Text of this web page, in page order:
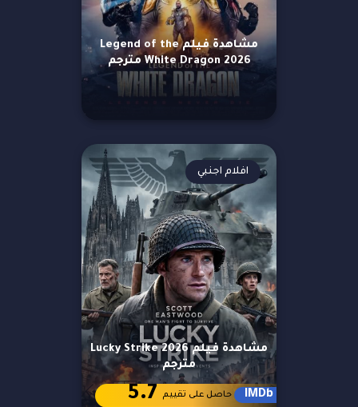
مشاهدة فيلم Legend of the
White Dragon 2026 مترجم
مشاهدة فيلم Lucky Strike 2026
مترجم
افلام اجنبي
IMDb حاصل على تقييم 5.7